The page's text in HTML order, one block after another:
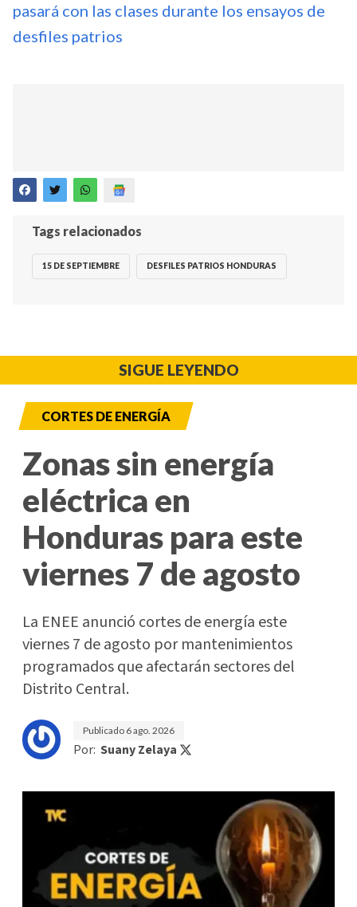
pasará con las clases durante los ensayos de
desfiles patrios
Tags relacionados
15 DE SEPTIEMBRE DESFILES PATRIOS HONDURAS
SIGUE LEYENDO
CORTES DE ENERGÍA
Zonas sin energía
eléctrica en
Honduras para este
viernes 7 de agosto
La ENEE anunció cortes de energía este
viernes 7 de agosto por mantenimientos
programados que afectarán sectores del
Distrito Central.
Publicado 6 ago. 2026
Por: Suany Zelaya